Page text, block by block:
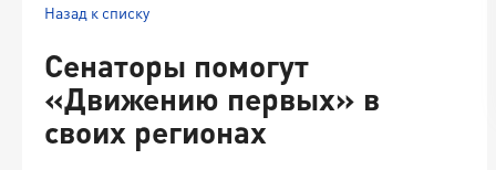
Назад к списку
Сенаторы помогут
«Движению первых» в
своих регионах